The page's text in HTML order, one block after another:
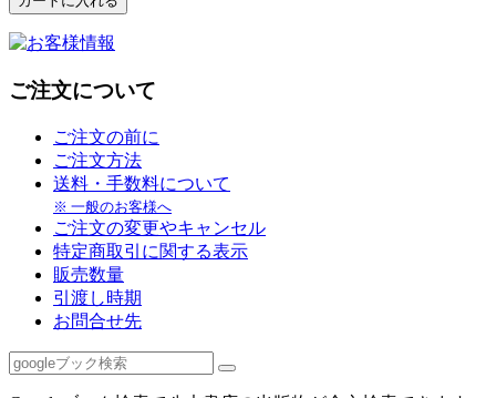
ご注文について
ご注文の前に
ご注文方法
送料・手数料について
※ 一般のお客様へ
ご注文の変更やキャンセル
特定商取引に関する表示
販売数量
引渡し時期
お問合せ先